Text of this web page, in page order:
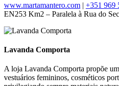
www.martamantero.com | +351 969
EN253 Km2 – Paralela à Rua do
Lavanda Comporta
A loja Lavanda Comporta propõe
vestuários femininos, cosméticos